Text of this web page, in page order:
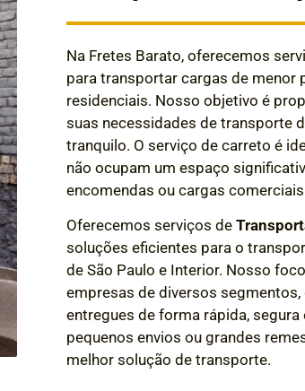
Na Fretes Barato, oferecemos
para transportar cargas de menor
residenciais. Nosso objetivo é
suas necessidades de transporte
tranquilo. O serviço de carreto é
não ocupam um espaço
encomendas ou cargas
Oferecemos serviços de
soluções eficientes para o
de São Paulo e Interior. Nosso
empresas de diversos
entregues de forma rápida,
pequenos envios ou grandes
melhor solução de transporte.